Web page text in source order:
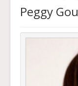
Peggy Gou